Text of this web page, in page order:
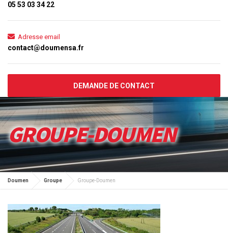
05 53 03 34 22
Adresse email
contact@doumensa.fr
DEMANDE DE CONTACT
GROUPE-DOUMEN
Doumen Groupe Groupe-Doumen